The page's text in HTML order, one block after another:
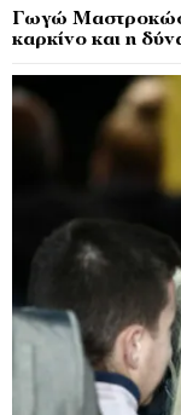
Γωγώ
καρκίνο και η